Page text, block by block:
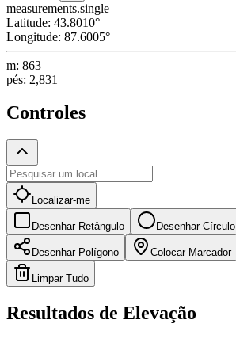
measurements.single
Latitude: 43.8010°
Longitude: 87.6005°
m: 863
pés: 2,831
Controles
Localizar-me
Desenhar Retângulo Desenhar Círculo
Desenhar Polígono Colocar Marcador
Limpar Tudo
Resultados de Elevação